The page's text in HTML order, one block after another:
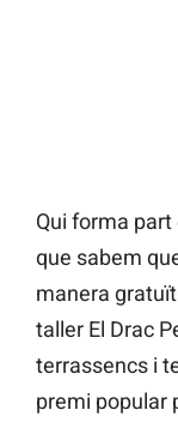
Qui forma
que sabem
manera
taller El Drac
terrassencs i
premi popular